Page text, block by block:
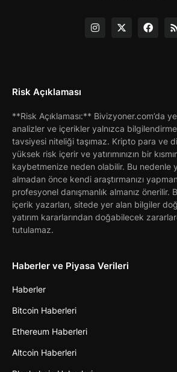
Risk Açıklaması
**Risk Açıklaması:** Bivizyoner.com’da
analizler ve içerikler yalnızca bilgilendirme
tavsiyesi niteliği taşımaz. Kripto para ve
yüksek risk içerir ve yatırımınızın bir
kaybetmenize neden olabilir. Bu nedenle
almadan önce kendi araştırmanızı
profesyonel danışmanlık almanız önerilir.
içerik yazarları, sitede yer alan bilgiler
yatırım kararlarından doğabilecek
tutulamaz.
Haberler ve Piyasa Verileri
Haberler
Bitcoin Haberleri
Ethereum Haberleri
Altcoin Haberleri